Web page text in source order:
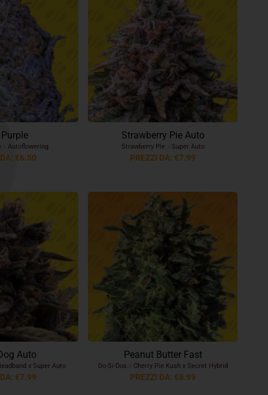
Autoflowering
€6.50
Strawberry Pie Auto
Strawberry Pie Super Auto
PREZZI DA: €7.99
Auto
x Super Auto
€7.99
Peanut Butter Fast
Do-Si-Dos Cherry Pie Kush x Secret Hybrid
PREZZI DA: €8.99